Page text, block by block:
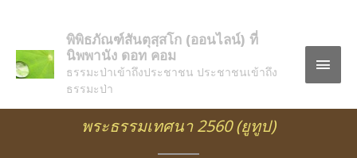
พิพิธภัณฑ์สันตุสฺสโก (ออนไลน์) ที่
นิพพานัง ดอท คอม
ธรรมะป่าเข้าถึงประชาชน ประชาชนเข้าถึง
ธรรมะป่า
พระธรรมเทศนา 2560 (ยูทูป)